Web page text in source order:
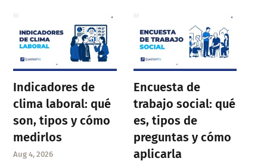
Indicadores de
clima laboral: qué
son, tipos y cómo
medirlos
Aug 4, 2026
Encuesta de
trabajo social: qué
es, tipos de
preguntas y cómo
aplicarla